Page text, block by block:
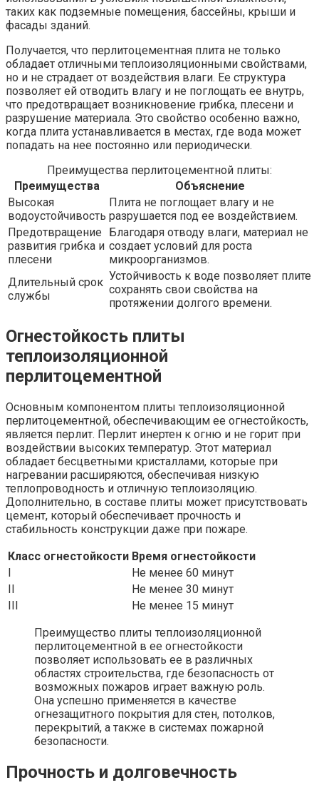
таких как подземные помещения, бассейны, крыши и
фасады зданий.
Получается, что перлитоцементная плита не только
обладает отличными теплоизоляционными свойствами,
но и не страдает от воздействия влаги. Ее структура
позволяет ей отводить влагу и не поглощать ее внутрь,
что предотвращает возникновение грибка, плесени и
разрушение материала. Это свойство особенно важно,
когда плита устанавливается в местах, где вода может
попадать на нее постоянно или периодически.
Преимущества перлитоцементной плиты:
Преимущества
Объяснение
Высокая
водоустойчивость
Плита не поглощает влагу и не
разрушается под ее воздействием.
Предотвращение
развития грибка и
плесени
Благодаря отводу влаги, материал не
создает условий для роста
микроорганизмов.
Длительный срок
службы
Устойчивость к воде позволяет плите
сохранять свои свойства на
протяжении долгого времени.
Огнестойкость плиты
теплоизоляционной
перлитоцементной
Основным компонентом плиты теплоизоляционной
перлитоцементной, обеспечивающим ее огнестойкость,
является перлит. Перлит инертен к огню и не горит при
воздействии высоких температур. Этот материал
обладает бесцветными кристаллами, которые при
нагревании расширяются, обеспечивая низкую
теплопроводность и отличную теплоизоляцию.
Дополнительно, в составе плиты может присутствовать
цемент, который обеспечивает прочность и
стабильность конструкции даже при пожаре.
Класс огнестойкости Время огнестойкости
I
Не менее 60 минут
II
Не менее 30 минут
III
Не менее 15 минут
Преимущество плиты теплоизоляционной
перлитоцементной в ее огнестойкости
позволяет использовать ее в различных
областях строительства, где безопасность от
возможных пожаров играет важную роль.
Она успешно применяется в качестве
огнезащитного покрытия для стен, потолков,
перекрытий, а также в системах пожарной
безопасности.
Прочность и долговечность